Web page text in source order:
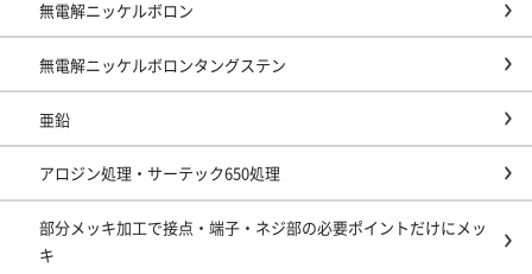
無電解ニッケルボロン
無電解ニッケルボロンタングステン
亜鉛
アロジン処理・サーテック650処理
部分メッキ加工で接点・端子・ネジ部の必要ポイントだけにメッ
キ